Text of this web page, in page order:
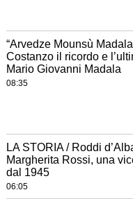
“Arvedze Mounsù
Costanzo il ricordo e
Mario Giovanni Madala
08:35
LA STORIA / Roddi
Margherita Rossi, una
dal 1945
06:05